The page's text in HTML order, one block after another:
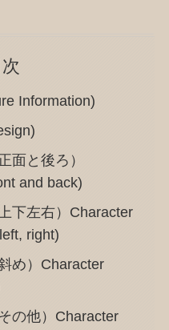
Information)
面と後ろ）
and back)
下左右）Character
right)
め）Character
の他）Character